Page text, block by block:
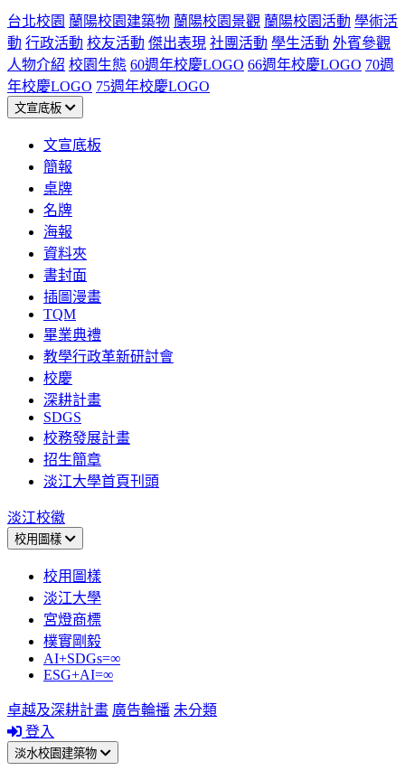
台北校園 蘭陽校園建築物 蘭陽校園景觀 蘭陽校園活動 學術活
動 行政活動 校友活動 傑出表現 社團活動 學生活動 外賓參觀
人物介紹 校園生態 60週年校慶LOGO 66週年校慶LOGO 70週
年校慶LOGO 75週年校慶LOGO
文宣底板
文宣底板
簡報
桌牌
名牌
海報
資料夾
書封面
插圖漫畫
TQM
畢業典禮
教學行政革新研討會
校慶
深耕計畫
SDGS
校務發展計畫
招生簡章
淡江大學首頁刊頭
淡江校徽
校用圖樣
校用圖樣
淡江大學
宮燈商標
樸實剛毅
AI+SDGs=∞
ESG+AI=∞
卓越及深耕計畫 廣告輪播 未分類
登入
淡水校園建築物